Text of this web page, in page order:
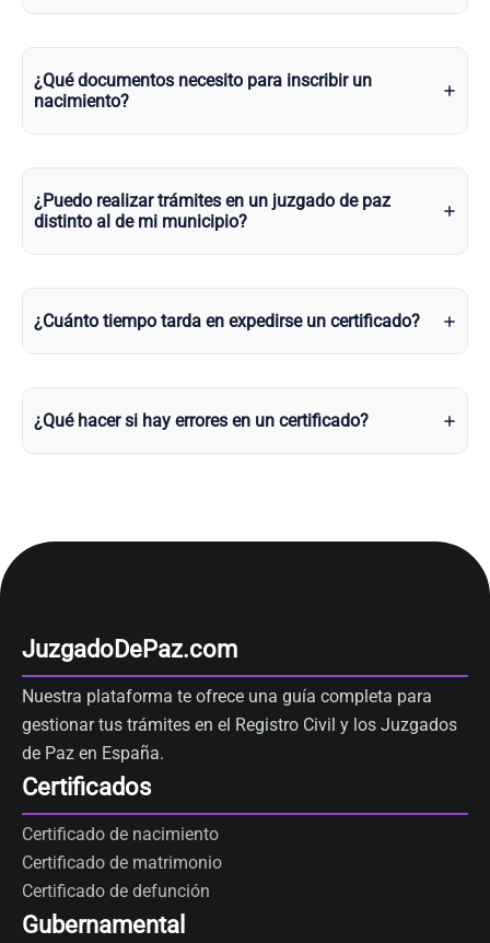
¿Qué documentos necesito para inscribir un
nacimiento?
¿Puedo realizar trámites en un juzgado de paz
distinto al de mi municipio?
¿Cuánto tiempo tarda en expedirse un certificado?
¿Qué hacer si hay errores en un certificado?
JuzgadoDePaz.com
Nuestra plataforma te ofrece una guía completa para
gestionar tus trámites en el Registro Civil y los Juzgados
de Paz en España.
Certificados
Certificado de nacimiento
Certificado de matrimonio
Certificado de defunción
Gubernamental